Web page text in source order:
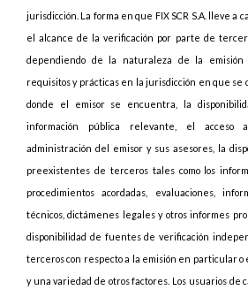
jurisdicción. La forma en que FIX SCR S.A. lleve a
el alcance de la verificación por parte de
dependiendo de la naturaleza de la emisión
requisitos y prácticas en la jurisdicción en que se
donde el emisor se encuentra, la
información pública relevante, el acceso
administración del emisor y sus asesores, la
preexistentes de terceros tales como los
procedimientos acordadas, evaluaciones,
técnicos, dictámenes legales y otros informes
disponibilidad de fuentes de verificación
terceros con respecto a la emisión en particular
y una variedad de otros factores. Los usuarios de